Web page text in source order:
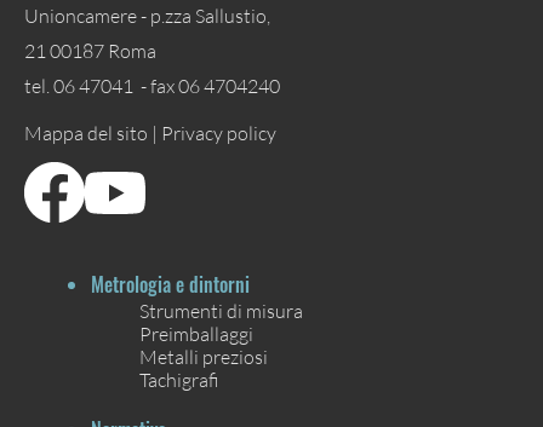
Unioncamere - p.zza Sallustio,
21 00187 Roma
tel. 06 47041 - fax 06 4704240
Mappa del sito | Privacy policy
Metrologia e dintorni
Strumenti di misura
Preimballaggi
Metalli preziosi
Tachigrafi